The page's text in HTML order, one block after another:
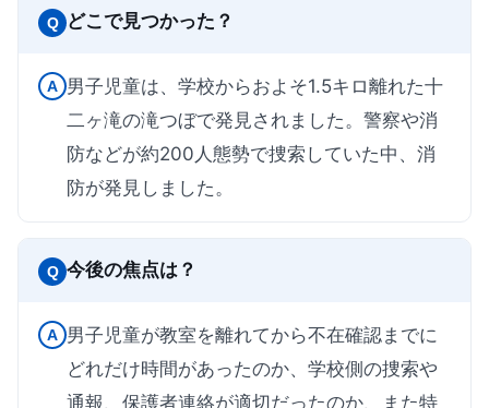
Q どこで見つかった？
A 男子児童は、学校からおよそ1.5キロ離れた十
二ヶ滝の滝つぼで発見されました。警察や消
防などが約200人態勢で捜索していた中、消
防が発見しました。
Q 今後の焦点は？
A 男子児童が教室を離れてから不在確認までに
どれだけ時間があったのか、学校側の捜索や
通報、保護者連絡が適切だったのか、また特